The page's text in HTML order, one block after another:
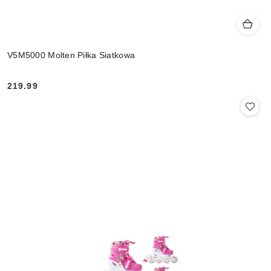
V5M5000 Molten Piłka Siatkowa
Cena:
219.99